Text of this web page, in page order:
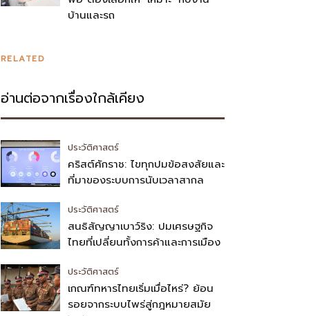
บ้านและรถ
RELATED
อ่านต่อจากเรื่องใกล้เคียง
ประวัติศาสตร์
คริสต์ศักราช: ไขทุกปมข้อสงสัยและ
ที่มาของระบบการนับเวลาสากล
ประวัติศาสตร์
สนธิสัญญาเบาว์ริง: ปมเศรษฐกิจ
ไทยที่เปลี่ยนทั้งการค้าและการเมือง
ประวัติศาสตร์
เกณฑ์ทหารไทยเริ่มเมื่อไหร่? ย้อน
รอยจากระบบไพร่สู่กฎหมายสมัย